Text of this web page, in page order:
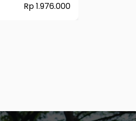
Rp 1.976.000